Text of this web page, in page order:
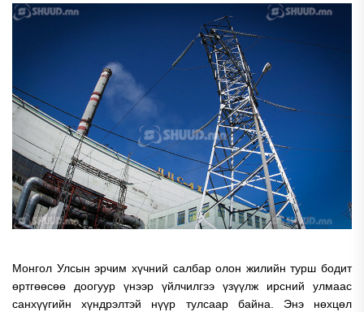
Монгол Улсын эрчим хүчний салбар олон жилийн турш бодит
өртгөөсөө доогуур үнээр үйлчилгээ үзүүлж ирсний улмаас
санхүүгийн хүндрэлтэй нүүр тулсаар байна. Энэ нөхцөл